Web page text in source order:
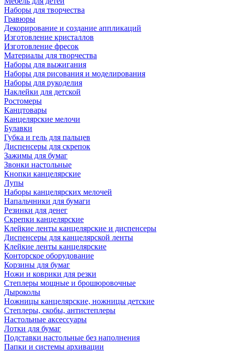
Наборы для творчества
Гравюры
Декорирование и создание аппликаций
Изготовление кристаллов
Изготовление фресок
Материалы для творчества
Наборы для выжигания
Наборы для рисования и моделирования
Наборы для рукоделия
Наклейки для детской
Ростомеры
Канцтовары
Канцелярские мелочи
Булавки
Губка и гель для пальцев
Диспенсеры для скрепок
Зажимы для бумаг
Звонки настольные
Кнопки канцелярские
Лупы
Наборы канцелярских мелочей
Напальчники для бумаги
Резинки для денег
Скрепки канцелярские
Клейкие ленты канцелярские и диспенсеры
Диспенсеры для канцелярской ленты
Клейкие ленты канцелярские
Конторское оборудование
Корзины для бумаг
Ножи и коврики для резки
Степлеры мощные и брошюровочные
Дыроколы
Ножницы канцелярские, ножницы детские
Степлеры, скобы, антистеплеры
Настольные аксессуары
Лотки для бумаг
Подставки настольные без наполнения
Папки и системы архивации